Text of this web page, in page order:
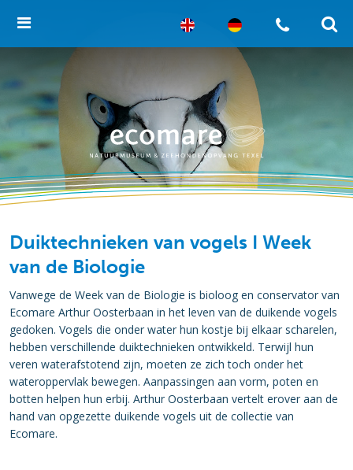
Duiktechnieken van vogels I Week
van de Biologie
Vanwege de Week van de Biologie is bioloog en conservator van
Ecomare Arthur Oosterbaan in het leven van de duikende vogels
gedoken. Vogels die onder water hun kostje bij elkaar scharelen,
hebben verschillende duiktechnieken ontwikkeld. Terwijl hun
veren waterafstotend zijn, moeten ze zich toch onder het
wateroppervlak bewegen. Aanpassingen aan vorm, poten en
botten helpen hun erbij. Arthur Oosterbaan vertelt erover aan de
hand van opgezette duikende vogels uit de collectie van
Ecomare.